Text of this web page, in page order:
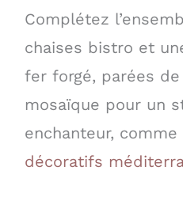
Complétez
chaises bistro et
fer forgé, parées
mosaïque pour un
enchanteur, comme
décoratifs